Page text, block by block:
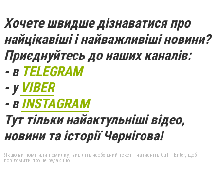
Хочете швидше дізнаватися про
найцікавіші і найважливіші новини?
Приєднуйтесь до наших каналів:
- в TELEGRAM
- у VIBER
- вINSTAGRAM
Тут тільки найактульніші відео,
новини та історії Чернігова!
Якщо ви помітили помилку, виділіть необхідний текст і натисніть Ctrl + Enter, щоб
повідомити про це редакцію